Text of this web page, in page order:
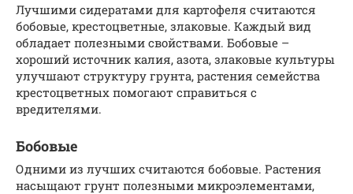
Лучшими сидератами для картофеля считаются
бобовые, крестоцветные, злаковые. Каждый вид
обладает полезными свойствами. Бобовые –
хороший источник калия, азота, злаковые культуры
улучшают структуру грунта, растения семейства
крестоцветных помогают справиться с
вредителями.
Бобовые
Одними из лучших считаются бобовые. Растения
насыщают грунт полезными микроэлементами,